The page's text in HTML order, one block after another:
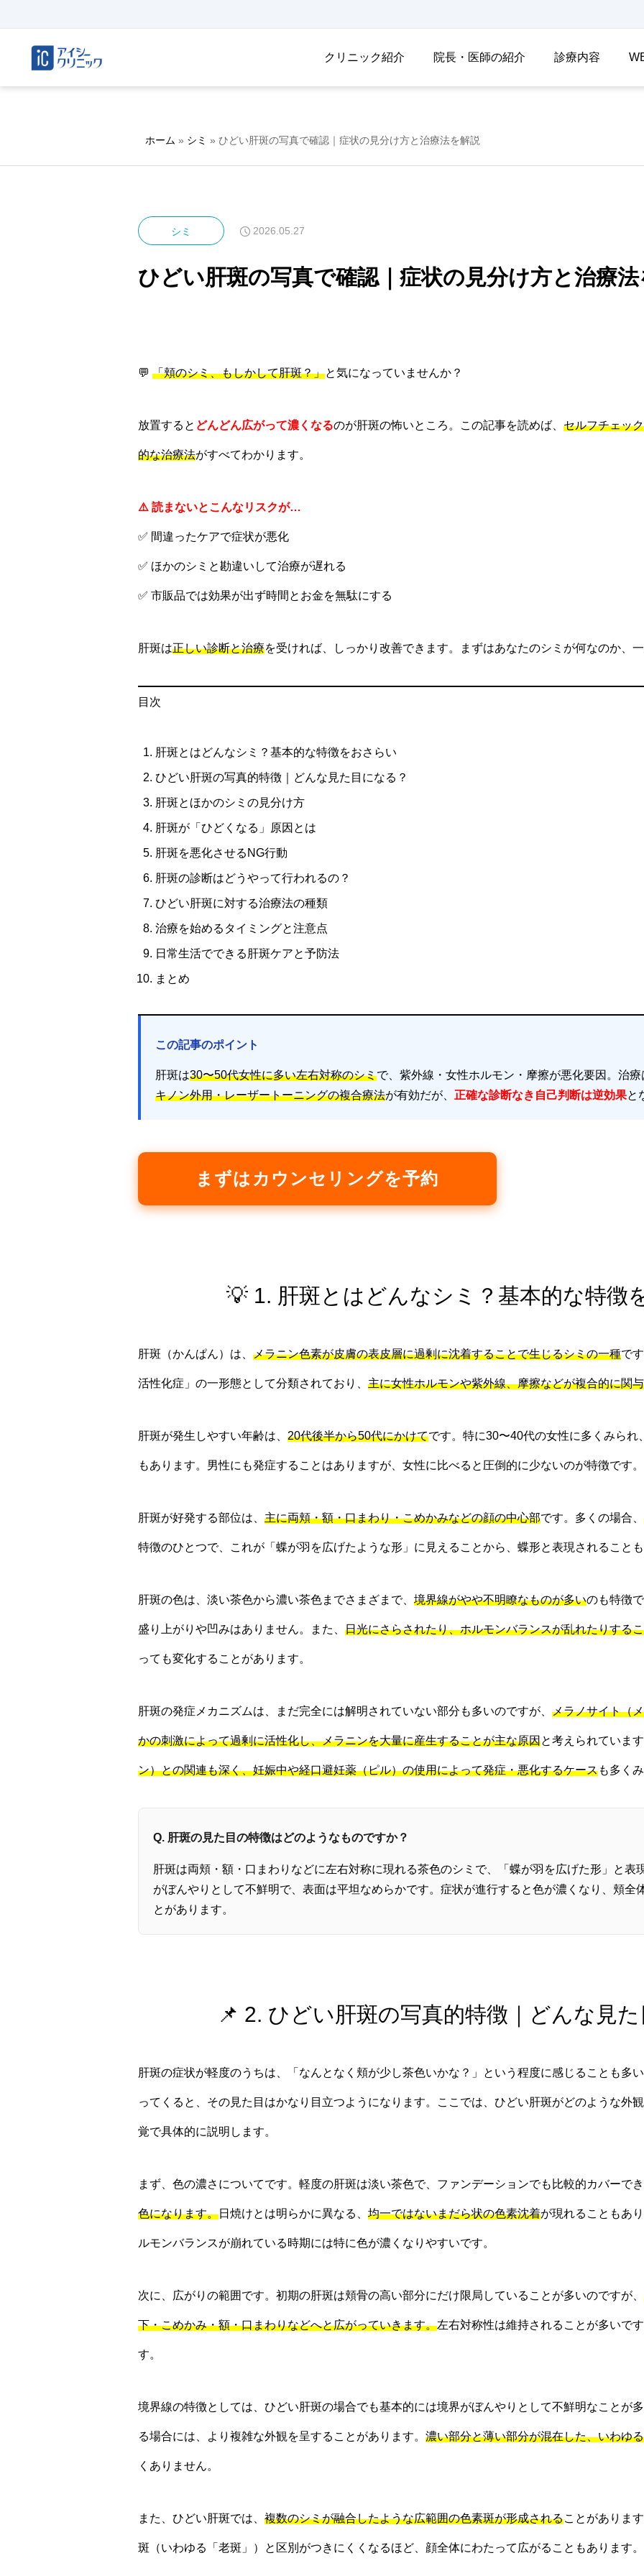
クリニック紹介 院長・医師の紹介 診療内容
ホーム » シミ » ひどい肝斑の写真で確認｜症状の見分け方と治療法を解説
シミ 2026.05.27
ひどい肝斑の写真で確認｜症状の見分け方と治療
💬 「頬のシミ、もしかして肝斑？」と気になっていませんか？
放置すると どんどん広がって濃くなるのが肝斑の怖いところ。この記事を読めば、 セルフチェッ
的な治療法がすべてわかります。
⚠️ 読まないとこんなリスクが…
✅ 間違ったケアで症状が悪化
✅ ほかのシミと勘違いして治療が遅れる
✅ 市販品では効果が出ず時間とお金を無駄にする
肝斑は正しい診断と治療を受ければ、しっかり改善できます。まずはあなたのシミが何なのか、
目次
肝斑とはどんなシミ？基本的な特徴をおさらい
ひどい肝斑の写真的特徴｜どんな見た目になる？
肝斑とほかのシミの見分け方
肝斑が「ひどくなる」原因とは
肝斑を悪化させるNG行動
肝斑の診断はどうやって行われるの？
ひどい肝斑に対する治療法の種類
治療を始めるタイミングと注意点
日常生活でできる肝斑ケアと予防法
まとめ
この記事のポイント
肝斑は30〜50代女性に多い左右対称のシミで、紫外線・女性ホルモン・摩擦が悪化要因。治療
キノン外用・レーザートーニングの複合療法が有効だが、 正確な診断なき自己判断は逆効果と
まずはカウンセリングを予約
💡 1. 肝斑とはどんなシミ？基本的な特徴
肝斑（かんぱん）は、 メラニン色素が皮膚の表皮層に過剰に沈着することで生じるシミの一種で
活性化症」の一形態として分類されており、 主に女性ホルモンや紫外線、摩擦などが複合的に関与
肝斑が発生しやすい年齢は、 20代後半から50代にかけてです。特に30〜40代の女性に多くみられ
もあります。男性にも発症することはありますが、女性に比べると圧倒的に少ないのが特徴です。
肝斑が好発する部位は、 主に両頬・額・口まわり・こめかみなどの顔の中心部です。多くの場合、
特徴のひとつで、これが「蝶が羽を広げたような形」に見えることから、蝶形と表現されることも
肝斑の色は、淡い茶色から濃い茶色までさまざまで、 境界線がやや不明瞭なものが多いのも特徴
盛り上がりや凹みはありません。また、 日光にさらされたり、ホルモンバランスが乱れたりする
っても変化することがあります。
肝斑の発症メカニズムは、まだ完全には解明されていない部分も多いのですが、 メラノサイト（
かの刺激によって過剰に活性化し、メラニンを大量に産生することが主な原因と考えられています
ン）との関連も深く、妊娠中や経口避妊薬（ピル）の使用によって発症・悪化するケースも多く
Q. 肝斑の見た目の特徴はどのようなものですか？
肝斑は両頬・額・口まわりなどに左右対称に現れる茶色のシミで、「蝶が羽を広げた形」と表
がぼんやりとして不鮮明で、表面は平坦なめらかです。症状が進行すると色が濃くなり、頬全
とがあります。
📌 2. ひどい肝斑の写真的特徴｜どんな見た
肝斑の症状が軽度のうちは、「なんとなく頬が少し茶色いかな？」という程度に感じることも多
ってくると、その見た目はかなり目立つようになります。ここでは、ひどい肝斑がどのような外
覚で具体的に説明します。
まず、色の濃さについてです。軽度の肝斑は淡い茶色で、ファンデーションでも比較的カバーでき
色になります。日焼けとは明らかに異なる、 均一ではないまだら状の色素沈着が現れることもあ
ルモンバランスが崩れている時期には特に色が濃くなりやすいです。
次に、広がりの範囲です。初期の肝斑は頬骨の高い部分にだけ限局していることが多いのですが、
下・こめかみ・額・口まわりなどへと広がっていきます。左右対称性は維持されることが多いで
す。
境界線の特徴としては、ひどい肝斑の場合でも基本的には境界がぼんやりとして不鮮明なことが
る場合には、より複雑な外観を呈することがあります。 濃い部分と薄い部分が混在した、いわゆ
くありません。
また、ひどい肝斑では、 複数のシミが融合したような広範囲の色素斑が形成されることがありま
斑（いわゆる「老斑」）と区別がつきにくくなるほど、顔全体にわたって広がることもあります。